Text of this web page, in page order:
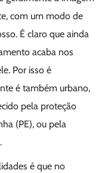
com um modo de
É claro que ainda
acaba nos
Por isso é
é também urbano,
pela proteção
(PE), ou pela
é que no